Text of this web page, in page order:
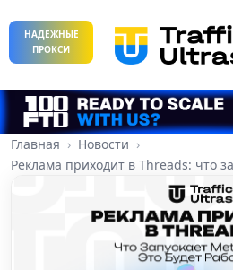
НАДЕЖНЫЕ
ПРОКСИ
Главная
Новости
Реклама приходит в Threads: что